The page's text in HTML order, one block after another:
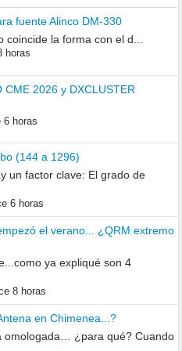
fuente Alinco DM-330
la forma con el d...
horas
CME 2026 y DXCLUSTER
6 horas
(144 a 1296)
un factor clave: El grado de
6 horas
el verano... ¿QRM extremo
ya expliqué son 4
8 horas
en Chimenea...?
omologada… ¿para qué? Cuando